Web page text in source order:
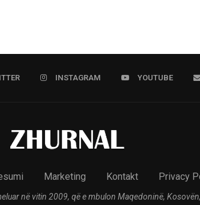
INSTAGRAM YOUTUBE
Marketing Kontakt Privacy
në vitin 2009, që e mbulon Maqedoninë,